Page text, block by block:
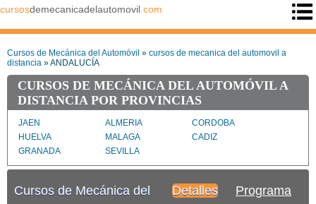
cursosdemecanicadelautomovil .com
Cursos de Mecánica del Automóvil » cursos de mecanica del automovil a
distancia » ANDALUCÍA
CURSOS DE MECÁNICA DEL AUTOMÓVIL A
DISTANCIA POR PROVINCIAS
JAEN ALMERIA
CORDOBA
HUELVA
MALAGA
CADIZ
GRANADA
SEVILLA
Detalles Programa
Cursos de Mecánica del